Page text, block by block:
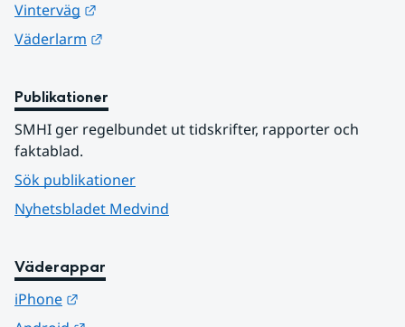
Vinterväg
Väderlarm
Publikationer
SMHI ger regelbundet ut tidskrifter, rapporter och
faktablad.
Sök publikationer
Nyhetsbladet Medvind
Väderappar
iPhone